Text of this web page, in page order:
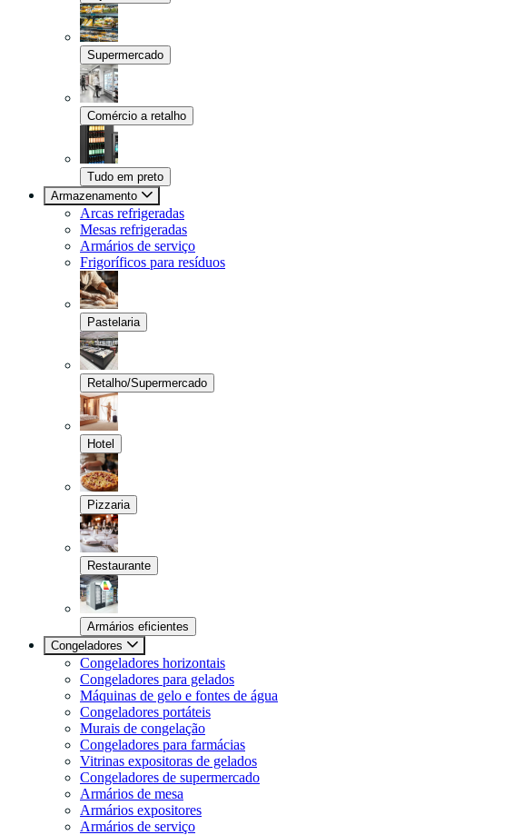
Supermercado
Comércio a retalho
Tudo em preto
Armazenamento
Arcas refrigeradas
Mesas refrigeradas
Armários de serviço
Frigoríficos para resíduos
Pastelaria
Retalho/Supermercado
Hotel
Pizzaria
Restaurante
Armários eficientes
Congeladores
Congeladores horizontais
Congeladores para gelados
Máquinas de gelo e fontes de água
Congeladores portáteis
Murais de congelação
Congeladores para farmácias
Vitrinas expositoras de gelados
Congeladores de supermercado
Armários de mesa
Armários expositores
Armários de serviço